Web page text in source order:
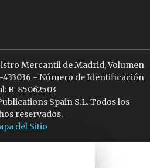
Mercantil de Madrid, Volumen
433036 - Número de Identificación
B-85062503
Spain S.L. Todos los
reservados.
del Sitio